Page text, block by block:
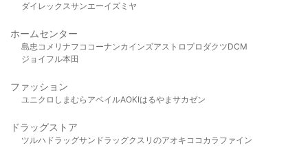
ダイレックスサンエーイズミヤ
ホームセンター
島忠 コメリ ナフコ コーナンカインズアストロプロダクツDCM
ジョイフル本田
ファッション
ユニクロ しまむら アベイルAOKIはるやま サカゼン
ドラッグストア
ツルハドラッグサンドラッグクスリのアオキ ココカラファイン